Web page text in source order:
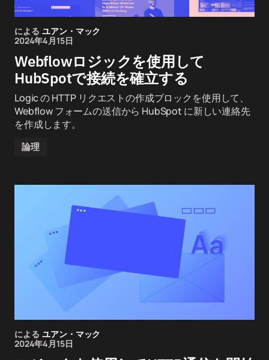
による ユアン・マック
2024年4月15日
Webflowロジックを使用して
HubSpotで接続を確立する
Logic の HTTP リクエストの作成ブロックを使用して、
Webflow フォームの送信から HubSpot に新しい連絡先
を作成します。
論理
による ユアン・マック
2024年4月15日